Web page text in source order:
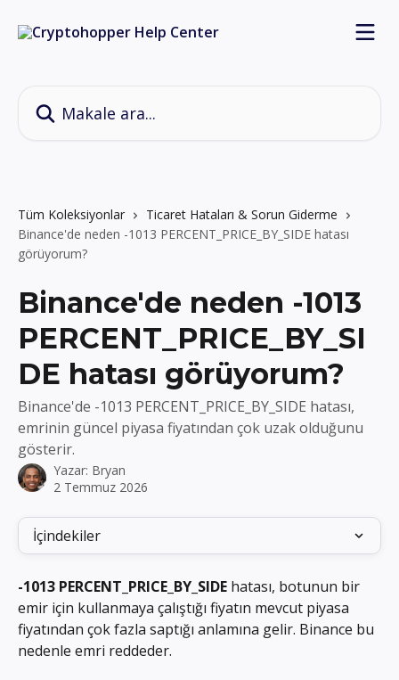
Tüm Koleksiyonlar
Ticaret Hataları & Sorun Giderme
Binance'de neden -1013 PERCENT_PRICE_BY_SIDE hatası
görüyorum?
Binance'de neden -1013
PERCENT_PRICE_BY_SI
DE hatası görüyorum?
Binance'de -1013 PERCENT_PRICE_BY_SIDE hatası,
emrinin güncel piyasa fiyatından çok uzak olduğunu
gösterir.
Yazar: Bryan
2 Temmuz 2026
İçindekiler
-1013 PERCENT_PRICE_BY_SIDE hatası, botunun bir
emir için kullanmaya çalıştığı fiyatın mevcut piyasa
fiyatından çok fazla saptığı anlamına gelir. Binance bu
nedenle emri reddeder.